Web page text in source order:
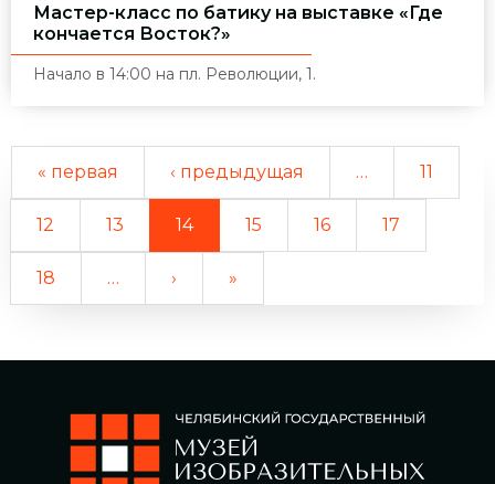
Мастер-класс по батику на выставке «Где
кончается Восток?»
Начало в 14:00 на пл. Революции, 1.
« первая ‹ предыдущая … 11
12 13 14 15 16 17
18 … › »